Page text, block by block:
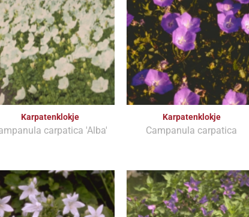
Karpatenklokje
carpatica 'Alba'
Karpatenklokje
Campanula carpatica